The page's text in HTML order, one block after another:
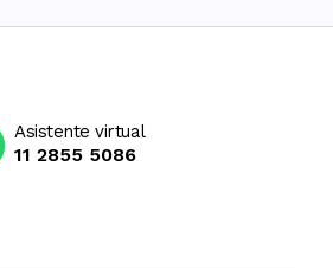
Asistente virtual
11 2855 5086